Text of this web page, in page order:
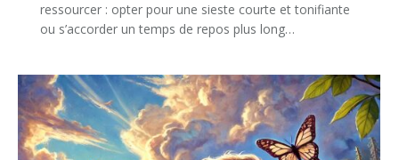
ressourcer : opter pour une sieste courte et tonifiante
ou s’accorder un temps de repos plus long…